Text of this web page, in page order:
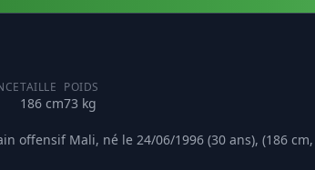
TAILLE
186 cm
POIDS
73 kg
offensif Mali, né le 24/06/1996 (30 ans), (186 cm,